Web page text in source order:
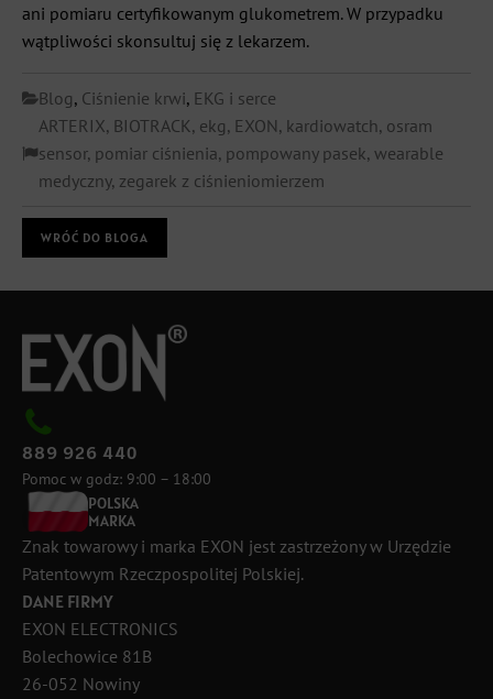
ani pomiaru certyfikowanym glukometrem. W przypadku
wątpliwości skonsultuj się z lekarzem.
Blog, Ciśnienie krwi, EKG i serce
ARTERIX, BIOTRACK, ekg, EXON, kardiowatch, osram
sensor, pomiar ciśnienia, pompowany pasek, wearable
medyczny, zegarek z ciśnieniomierzem
WRÓĆ DO BLOGA
889 926 440
Pomoc w godz: 9:00 – 18:00
POLSKA
MARKA
Znak towarowy i marka EXON jest zastrzeżony w Urzędzie
Patentowym Rzeczpospolitej Polskiej.
DANE FIRMY
EXON ELECTRONICS
Bolechowice 81B
26-052 Nowiny